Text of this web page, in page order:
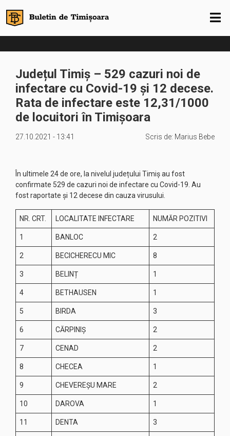
Județul Timiș – 529 cazuri noi de
infectare cu Covid-19 și 12 decese.
Rata de infectare este 12,31/1000
de locuitori în Timișoara
27.10.2021 - 13:41 Scris de: Marius Bebe
În ultimele 24 de ore, la nivelul județului Timiș au fost
confirmate 529 de cazuri noi de infectare cu Covid-19. Au
fost raportate și 12 decese din cauza virusului.
NR. CRT. LOCALITATE INFECTARE NUMĂR POZITIVI
1 BANLOC 2
2 BECICHERECU MIC 8
3 BELINȚ 1
4 BETHAUSEN 1
5 BIRDA 3
6 CĂRPINIȘ 2
7 CENAD 2
8 CHECEA 1
9 CHEVEREȘU MARE 2
10 DAROVA 1
11 DENTA 3